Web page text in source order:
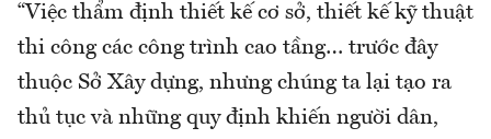
“Việc thẩm định thiết kế cơ sở, thiết kế kỹ thuật
thi công các công trình cao tầng… trước đây
thuộc Sở Xây dựng, nhưng chúng ta lại tạo ra
thủ tục và những quy định khiến người dân,